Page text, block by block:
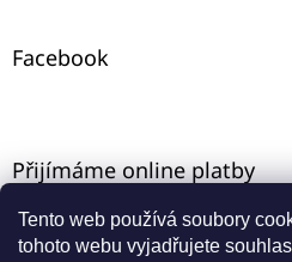
Tento web používá soubory
tohoto webu vyjadřujete
Facebook
Přijímáme online platby